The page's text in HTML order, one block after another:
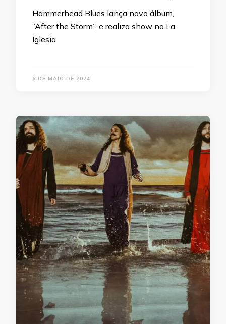
Hammerhead Blues lança novo álbum,
“After the Storm”, e realiza show no La
Iglesia
6 DE MAIO DE 2024